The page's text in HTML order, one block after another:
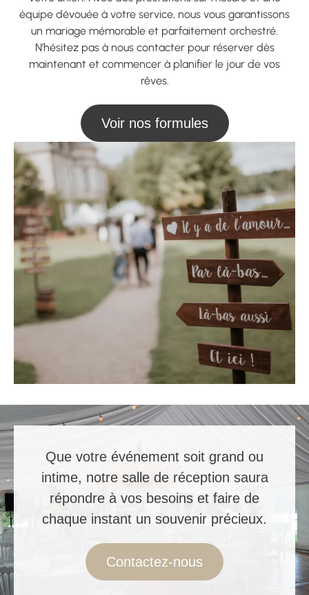
équipe dévouée à votre service, nous vous garantissons
un mariage mémorable et parfaitement orchestré.
N’hésitez pas à nous contacter pour réserver dès
maintenant et commencer à planifier le jour de vos
rêves.
Voir nos formules
Que votre événement soit grand ou
intime, notre salle de réception saura
répondre à vos besoins et faire de
chaque instant un souvenir précieux.
Contactez-nous